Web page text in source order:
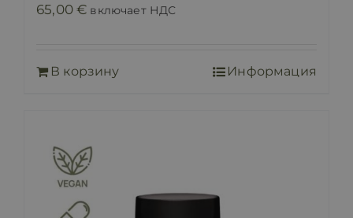
65,00€ включает НДС
В корзину Информация